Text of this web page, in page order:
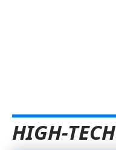
HIGH-TECH